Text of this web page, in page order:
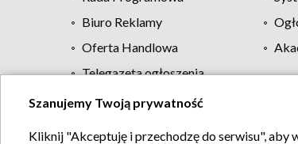
Biuro Reklamy
Oferta Handlowa
Telegazeta ogłoszenia
Szanujemy Twoją prywatność
Kliknij "Akceptuję i przechodzę do serwisu", aby